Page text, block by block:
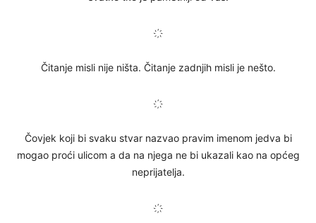
҉
Čitanje misli nije ništa. Čitanje zadnjih misli je nešto.
҉
Čovjek koji bi svaku stvar nazvao pravim imenom jedva bi
mogao proći ulicom a da na njega ne bi ukazali kao na općeg
neprijatelja.
҉